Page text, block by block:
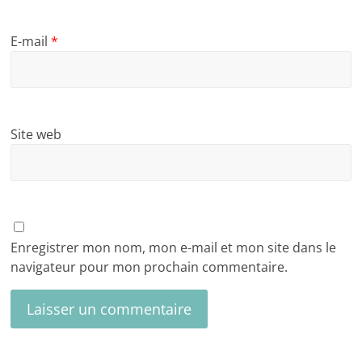
E-mail*
Site web
Enregistrer mon nom, mon e-mail et mon site dans le
navigateur pour mon prochain commentaire.